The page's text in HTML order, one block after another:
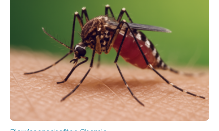
Grünalgen, die vor Hunderten von Millionen Jahren
lebten. Unter den Vorfahren sticht eine Gruppe heraus,
die noch heute in der Natur vorkommt: die
Süßwasseralge Coleochaetophyceae. Einige Arten
dieser Gruppe bilden aus Zellfäden dichte Geflechte
mit scheibenförmiger Gestalt. Was auffällig ist: Die
nächsten…